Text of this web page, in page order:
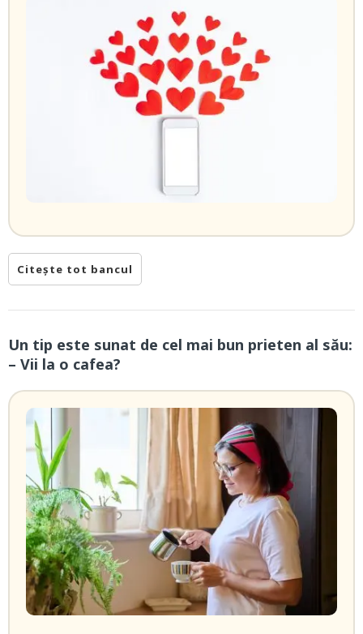
Citește tot bancul
Un tip este sunat de cel mai bun prieten al său:
– Vii la o cafea?